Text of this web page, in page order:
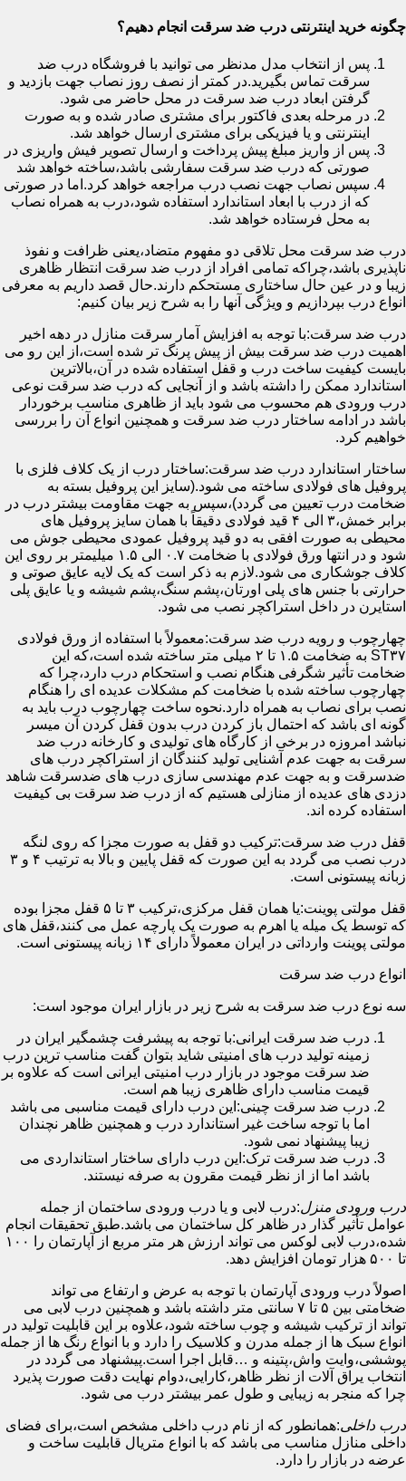
چگونه خرید اینترنتی درب ضد سرقت انجام دهیم؟
پس از انتخاب مدل مدنظر می توانید با فروشگاه درب ضد
سرقت تماس بگیرید.در کمتر از نصف روز نصاب جهت بازدید و
گرفتن ابعاد درب ضد سرقت در محل حاضر می شود.
در مرحله بعدی فاکتور برای مشتری صادر شده و به صورت
اینترنتی و یا فیزیکی برای مشتری ارسال خواهد شد.
پس از واریز مبلغ پیش پرداخت و ارسال تصویر فیش واریزی در
صورتی که درب ضد سرقت سفارشی باشد،ساخته خواهد شد
سپس نصاب جهت نصب درب مراجعه خواهد کرد.اما در صورتی
که از درب با ابعاد استاندارد استفاده شود،درب به همراه نصاب
به محل فرستاده خواهد شد.
درب ضد سرقت محل تلاقی دو مفهوم متضاد،یعنی ظرافت و نفوذ
ناپذیری باشد،چراکه تمامی افراد از درب ضد سرقت انتظار ظاهری
زیبا و در عین حال ساختاری مستحکم دارند.حال قصد داریم به معرفی
انواع درب بپردازیم و ویژگی آنها را به شرح زیر بیان کنیم:
درب ضد سرقت:با توجه به افزایش آمار سرقت منازل در دهه اخیر
اهمیت درب ضد سرقت بیش از پیش پرنگ تر شده است،از این رو می
بایست کیفیت ساخت درب و قفل استفاده شده در آن،بالاترین
استاندارد ممکن را داشته باشد و از آنجایی که درب ضد سرقت نوعی
درب ورودی هم محسوب می شود باید از ظاهری مناسب برخوردار
باشد در ادامه ساختار درب ضد سرقت و همچنین انواع آن را بررسی
خواهیم کرد.
ساختار استاندارد درب ضد سرقت:ساختار درب از یک کلاف فلزی با
پروفیل های فولادی ساخته می شود.(سایز این پروفیل بسته به
ضخامت درب تعیین می گردد)،سپس به جهت مقاومت بیشتر درب در
برابر خمش،۳ الی ۴ قید فولادی دقیقاً با همان سایز پروفیل های
محیطی به صورت افقی به دو قید پروفیل عمودی محیطی جوش می
شود و در انتها ورق فولادی با ضخامت ۰.۷ الی ۱.۵ میلیمتر بر روی این
کلاف جوشکاری می شود.لازم به ذکر است که یک لایه عایق صوتی و
حرارتی با جنس های پلی اورتان،پشم سنگ،پشم شیشه و یا عایق پلی
استایرن در داخل استراکچر نصب می شود.
چهارچوب و رویه درب ضد سرقت:معمولاً با استفاده از ورق فولادی
ST۳۷ به ضخامت ۱.۵ تا ۲ میلی متر ساخته شده است،که این
ضخامت تأثیر شگرفی هنگام نصب و استحکام درب دارد،چرا که
چهارچوب ساخته شده با ضخامت کم مشکلات عدیده ای را هنگام
نصب برای نصاب به همراه دارد.نحوه ساخت چهارچوب درب باید به
گونه ای باشد که احتمال باز کردن درب بدون قفل کردن آن میسر
نباشد امروزه در برخی از کارگاه های تولیدی و کارخانه درب ضد
سرقت به جهت عدم آشنایی تولید کنندگان از استراکچر درب های
ضدسرقت و به جهت عدم مهندسی سازی درب های ضدسرقت شاهد
دزدی های عدیده از منازلی هستیم که از درب ضد سرقت بی کیفیت
استفاده کرده اند.
قفل درب ضد سرقت:ترکیب دو قفل به صورت مجزا که روی لنگه
درب نصب می گردد به این صورت که قفل پایین و بالا به ترتیب ۴ و ۳
زبانه پیستونی است.
قفل مولتی پوینت:یا همان قفل مرکزی،ترکیب ۳ تا ۵ قفل مجزا بوده
که توسط یک میله یا اهرم به صورت یک پارچه عمل می کنند،قفل های
مولتی پوینت وارداتی در ایران معمولاً دارای ۱۴ زبانه پیستونی است.
انواع درب ضد سرقت
سه نوع درب ضد سرقت به شرح زیر در بازار ایران موجود است:
درب ضد سرقت ایرانی:با توجه به پیشرفت چشمگیر ایران در
زمینه تولید درب های امنیتی شاید بتوان گفت مناسب ترین درب
ضد سرقت موجود در بازار درب امنیتی ایرانی است که علاوه بر
قیمت مناسب دارای ظاهری زیبا هم است.
درب ضد سرقت چینی:این درب دارای قیمت مناسبی می باشد
اما با توجه ساخت غیر استاندارد درب و همچنین ظاهر نچندان
زیبا پیشنهاد نمی شود.
درب ضد سرقت ترک:این درب دارای ساختار استانداردی می
باشد اما از از نظر قیمت مقرون به صرفه نیستند.
درب ورودی منزل:درب لابی و یا درب ورودی ساختمان از جمله
عوامل تأثیر گذار در ظاهر کل ساختمان می باشد.طبق تحقیقات انجام
شده،درب لابی لوکس می تواند ارزش هر متر مربع از آپارتمان را ۱۰۰
تا ۵۰۰ هزار تومان افزایش دهد.
اصولاً درب ورودی آپارتمان با توجه به عرض و ارتفاع می تواند
ضخامتی بین ۵ تا ۷ سانتی متر داشته باشد و همچنین درب لابی می
تواند از ترکیب شیشه و چوب ساخته شود،علاوه بر این قابلیت تولید در
انواع سبک ها از جمله مدرن و کلاسیک را دارد و با انواع رنگ ها از جمله
پوششی،وایت واش،پتینه و …قابل اجرا است.پیشنهاد می گردد در
انتخاب یراق آلات از نظر ظاهر،کارایی،دوام نهایت دقت صورت پذیرد
چرا که منجر به زیبایی و طول عمر بیشتر درب می شود.
درب داخلی:همانطور که از نام درب داخلی مشخص است،برای فضای
داخلی منازل مناسب می باشد که با انواع متریال قابلیت ساخت و
عرضه در بازار را دارد.